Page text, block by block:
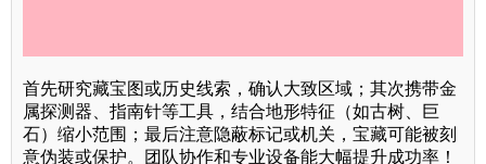
首先研究藏宝图或历史线索，确认大致区域；其次携带金
属探测器、指南针等工具，结合地形特征（如古树、巨
石）缩小范围；最后注意隐蔽标记或机关，宝藏可能被刻
意伪装或保护。团队协作和专业设备能大幅提升成功率！